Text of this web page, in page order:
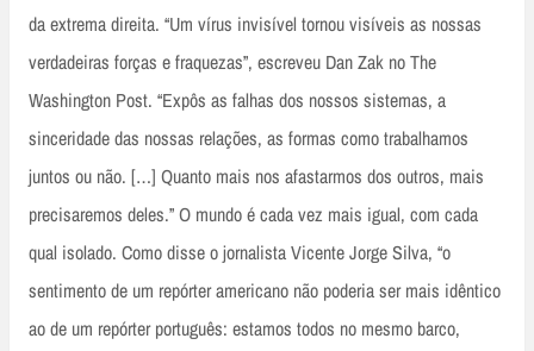
da extrema direita. “Um vírus invisível tornou visíveis as nossas
verdadeiras forças e fraquezas”, escreveu Dan Zak no The
Washington Post. “Expôs as falhas dos nossos sistemas, a
sinceridade das nossas relações, as formas como trabalhamos
juntos ou não. […] Quanto mais nos afastarmos dos outros, mais
precisaremos deles.” O mundo é cada vez mais igual, com cada
qual isolado. Como disse o jornalista Vicente Jorge Silva, “o
sentimento de um repórter americano não poderia ser mais idêntico
ao de um repórter português: estamos todos no mesmo barco,